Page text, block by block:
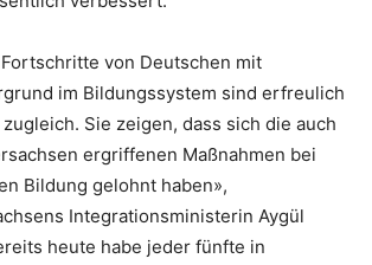
von Deutschen mit
im Bildungssystem sind erfreulich
Sie zeigen, dass sich die auch
ergriffenen Maßnahmen bei
Bildung gelohnt haben»,
Integrationsministerin Aygül
heute habe jeder fünfte in